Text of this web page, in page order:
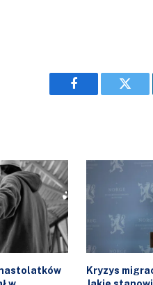
Facebook
Kryzys